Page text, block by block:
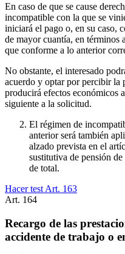
En caso de que se cause
incompatible con la que se
iniciará el pago o, en su caso,
de mayor cuantía, en términos
que conforme a lo anterior
No obstante, el interesado
acuerdo y optar por percibir la
producirá efectos económicos
siguiente a la solicitud.
El régimen de
anterior será también
alzado prevista en el
sustitutiva de pensión
de total.
Hacer test Art. 163
Art. 164
Recargo de las
accidente de trabajo o